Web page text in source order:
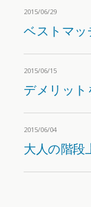
2015/06/29
ベストマ
2015/06/15
デメリット
2015/06/04
大人の階段